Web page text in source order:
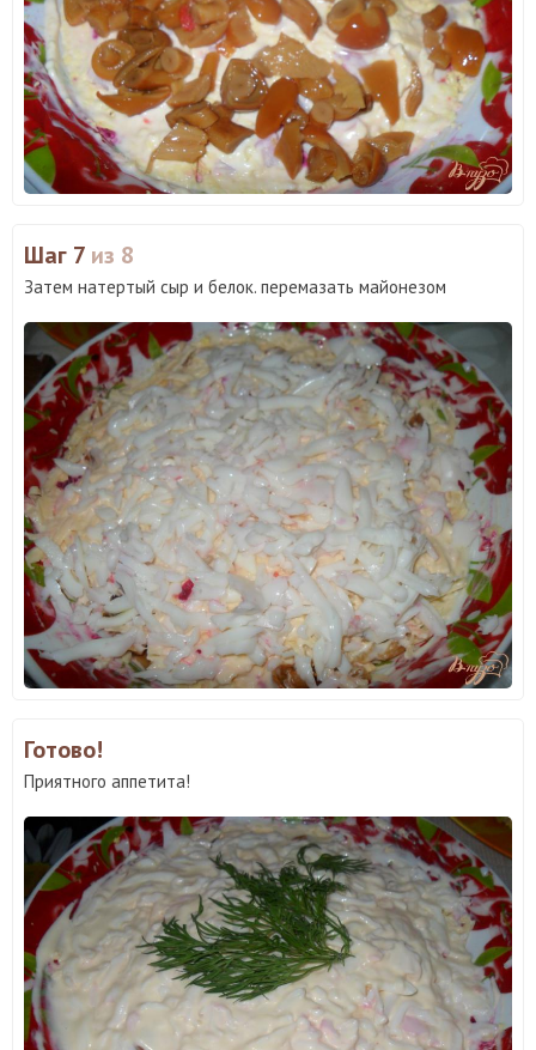
Шаг 7 из 8
Затем натертый сыр и белок. перемазать майонезом
Готово!
Приятного аппетита!